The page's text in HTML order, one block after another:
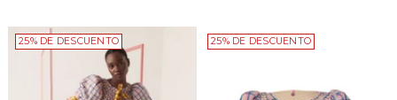
25% DE DESCUENTO 25% DE DESCUENTO